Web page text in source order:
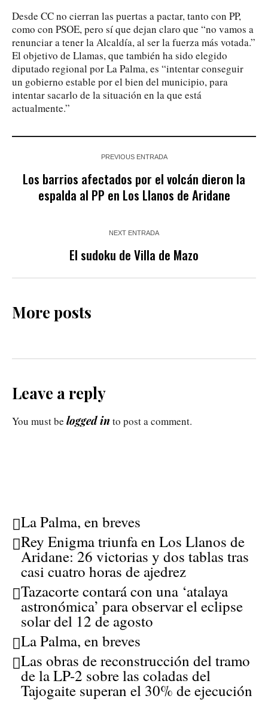
Desde CC no cierran las puertas a pactar, tanto con PP,
como con PSOE, pero sí que dejan claro que “no vamos a
renunciar a tener la Alcaldía, al ser la fuerza más votada.”
El objetivo de Llamas, que también ha sido elegido
diputado regional por La Palma, es “intentar conseguir
un gobierno estable por el bien del municipio, para
intentar sacarlo de la situación en la que está
actualmente.”
PREVIOUS ENTRADA
Los barrios afectados por el volcán dieron la
espalda al PP en Los Llanos de Aridane
NEXT ENTRADA
El sudoku de Villa de Mazo
More posts
Leave a reply
You must be logged in to post a comment.
La Palma, en breves
Rey Enigma triunfa en Los Llanos de
Aridane: 26 victorias y dos tablas tras
casi cuatro horas de ajedrez
Tazacorte contará con una ‘atalaya
astronómica’ para observar el eclipse
solar del 12 de agosto
La Palma, en breves
Las obras de reconstrucción del tramo
de la LP-2 sobre las coladas del
Tajogaite superan el 30% de ejecución